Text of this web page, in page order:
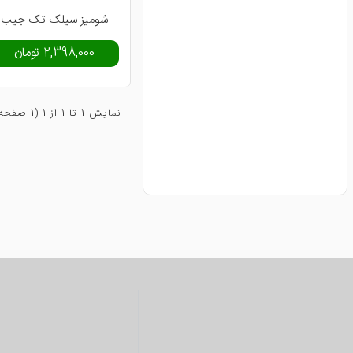
شومیز سیلک تک جیب
2,398,000 تومان
نمايش 1 تا 1 از 1 (1 صفحه)